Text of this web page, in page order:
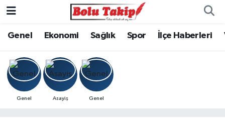
Genel Ekonomi Sağlık Spor İlçe Haberleri
Genel Asayiş Genel